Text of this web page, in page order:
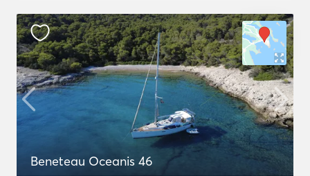
Beneteau Oceanis 46